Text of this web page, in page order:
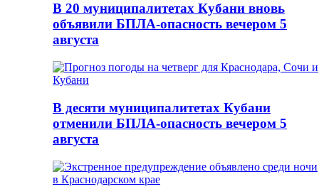
В 20 муниципалитетах Кубани вновь
объявили БПЛА-опасность вечером 5
августа
В десяти муниципалитетах Кубани
отменили БПЛА-опасность вечером 5
августа